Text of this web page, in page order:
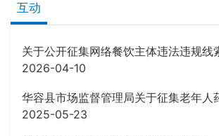
互动
关于公开征集网络餐饮主体违法违规线
2026-04-10
2025-05-23